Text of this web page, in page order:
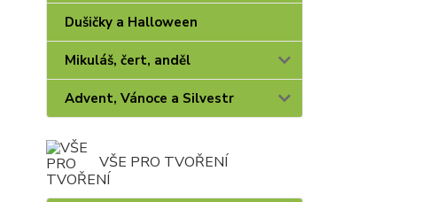
Dušičky a Halloween
Mikuláš, čert, anděl
Advent, Vánoce a Silvestr
VŠE PRO TVOŘENÍ